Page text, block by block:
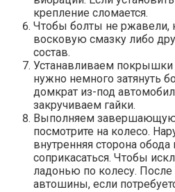
крепление сломается.
Чтобы болты не ржавели,
восковую смазку либо
состав.
Устанавливаем покрышки
нужно немного затянуть
домкрат из-под
закручиваем гайки.
Выполняем завершающую
посмотрите на колесо.
внутренняя сторона
соприкасаться. Чтобы
ладонью по колесу. После
автошины, если